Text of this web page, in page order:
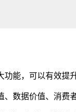
，可以有效提
数据价值、消费